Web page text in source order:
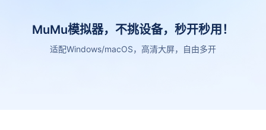
MuMu模拟器，不挑设备，秒开秒用！
适配Windows/macOS，高清大屏，自由多开